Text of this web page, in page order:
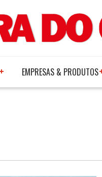
EMPRESAS & PRODUTOS